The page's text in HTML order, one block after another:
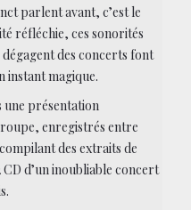
parlent avant, c’est le
réfléchie, ces sonorités
des concerts font
instant magique.
présentation
enregistrés entre
des extraits de
CD d’un inoubliable concert